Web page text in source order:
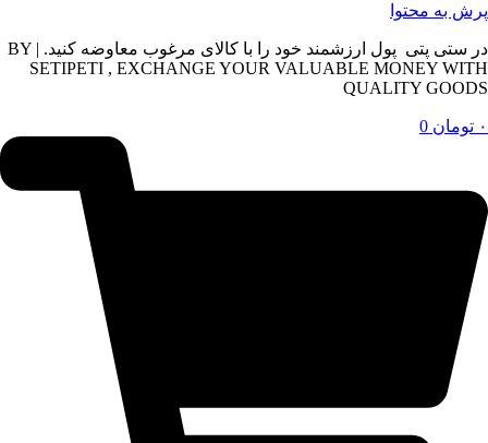
پرش به محتوا
در ستی پتی پول ارزشمند خود را با کالای مرغوب معاوضه کنید. | BY
SETIPETI , EXCHANGE YOUR VALUABLE MONEY WITH
QUALITY GOODS
۰ تومان 0